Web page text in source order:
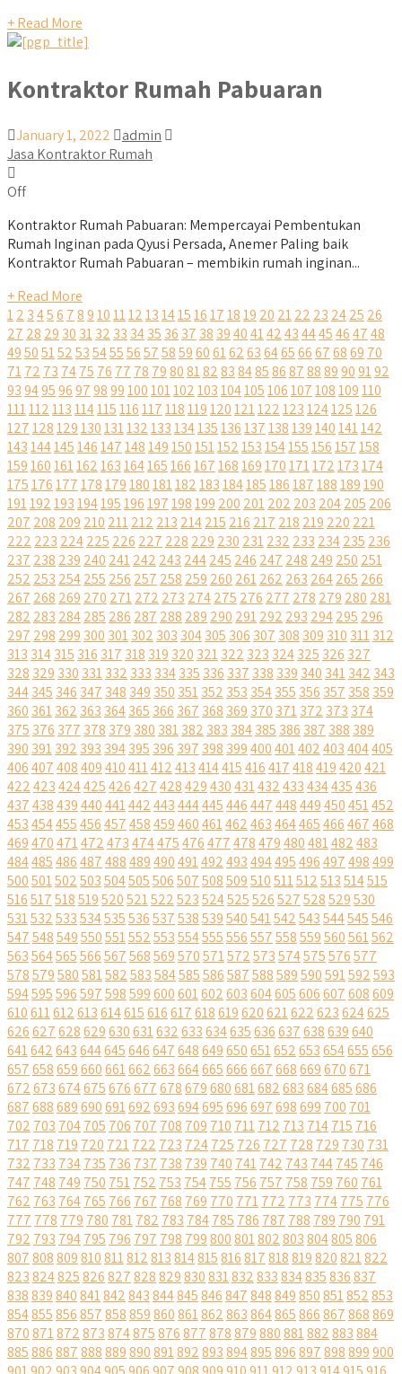
+ Read More
Kontraktor Rumah Pabuaran
January 1, 2022
admin
Jasa Kontraktor Rumah
Off
Kontraktor Rumah Pabuaran: Mempercayai Pembentukan
Rumah Inginan pada Qyusi Persada, Anemer Paling baik
Kontraktor Rumah Pabuaran – membikin rumah inginan...
+ Read More
12 3456 78910111213141516171819 20 2122 23 2425 26
27 28 29 30 3132 33 3435 36 37 38 39404142434445464748
495051525354555657585960616263646566676869 70
7172 73 7475 76 77 78 7980818283848586878889909192
93949596979899100101102103104105106107108109110
111112113114115116117118119120121122123124125126
127128129130131132133134135136137138139140141142
143144145146147148149150151152153154155156157158
159160161162163164165166167168169170171172173174
175176177178179180181182183184185186187188189190
191192193194195196197198199 200 201202 203 204205 206
207 208 209 210 211212 213 214215 216 217 218 219 220 221
222 223 224225 226 227 228 229 230 231232 233 234235 236
237 238 239 240 241242 243 244245 246 247 248 249 250 251
252 253 254255 256 257 258 259 260 261262 263 264265 266
267 268 269 270 271272 273 274275 276 277 278 279 280 281
282 283 284285 286 287 288 289 290 291292 293 294295 296
297 298 299 300 301302 303 304305 306 307 308 309 310 311312
313 314315 316 317 318 319 320 321322 323 324325 326 327
328 329 330 331332 333 334335 336 337 338 339 340 341342 343
344345 346 347 348 349 350 351352 353 354355 356 357 358 359
360 361362 363 364365 366 367 368 369 370 371372 373 374
375 376 377 378 379 380 381382 383 384385 386 387 388 389
390 391392 393 394395 396 397 398 399400401402403404405
406407408409410411412413414415416417418419420421
422423424425426427428429430431432433434435436
437438439440441442443444445446447448449450451452
453454455456457458459460461462463464465466467468
469470471472473474475476477478479480481482483
484485486487488489490491492493494495496497498499
500501502503504505506507508509510511512513514515
516517518519520521522523524525526527528529530
531532533534535536537538539540541542543544545546
547548549550551552553554555556557558559560561562
563564565566567568569570571572573574575576577
578579580581582583584585586587588589590591592593
594595596597598599600601602603604605606607608609
610611612613614615616617618619620621622623624625
626627628629630631632633634635636637638639640
641642643644645646647648649650651652653654655656
657658659660661662663664665666667668669670671
672673674675676677678679680681682683684685686
687688689690691692693694695696697698699 700 701
702 703 704705 706 707 708 709 710 711712 713 714715 716
717 718 719 720 721722 723 724725 726 727 728 729 730 731
732 733 734735 736 737 738 739 740 741742 743 744745 746
747 748 749 750 751752 753 754755 756 757 758 759 760 761
762 763 764765 766 767 768 769 770 771772 773 774775 776
777 778 779 780 781782 783 784785 786 787 788 789 790 791
792 793 794795 796 797 798 799800801802803804805806
807808809810811812813814815816817818819820821822
823824825826827828829830831832833834835836837
838839840841842843844845846847848849850851852853
854855856857858859860861862863864865866867868869
870871872873874875876877878879880881882883884
885886887888889890891892893894895896897898899900